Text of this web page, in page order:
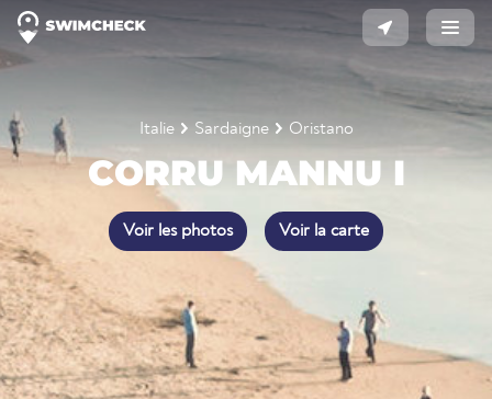
Italie Sardaigne Oristano
CORRU MANNU I
Voir les photos Voir la carte